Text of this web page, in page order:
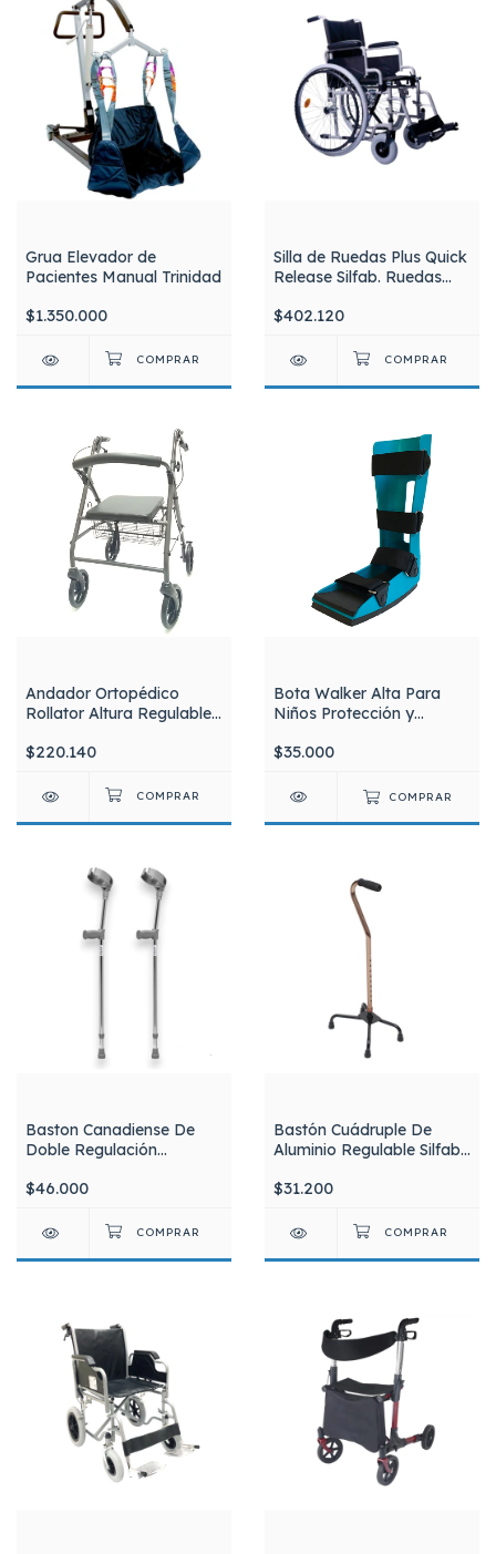
Grua Elevador de
Pacientes Manual Trinidad
$1.350.000
Silla de Ruedas Plus Quick
Release Silfab. Ruedas
S3015
$402.120
Andador Ortopédico
Rollator Altura Regulable
Canasto Desmontable
$220.140
Bota Walker Alta Para
Niños Protección y
recuperación
$35.000
COMPRAR
Baston Canadiense De
Doble Regulación
Unidades
$46.000
Bastón Cuádruple De
Aluminio Regulable Silfab
$31.200